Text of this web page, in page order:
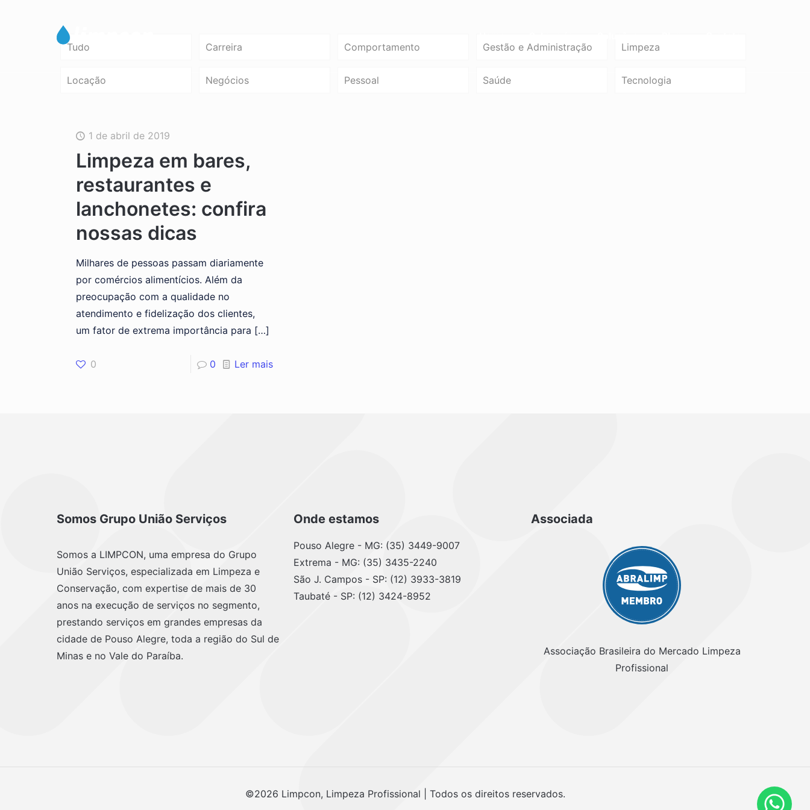
Tudo Carreira Comportamento Gestão e Administração Limpeza
Locação Negócios Pessoal Saúde Tecnologia
1 de abril de 2019
Limpeza em bares,
restaurantes e
lanchonetes: confira
nossas dicas
Milhares de pessoas passam diariamente
por comércios alimentícios. Além da
preocupação com a qualidade no
atendimento e fidelização dos clientes,
um fator de extrema importância para […]
0 0 Ler mais
Somos Grupo União Serviços
Somos a LIMPCON, uma empresa do Grupo
União Serviços, especializada em Limpeza e
Conservação, com expertise de mais de 30
anos na execução de serviços no segmento,
prestando serviços em grandes empresas da
cidade de Pouso Alegre, toda a região do Sul de
Minas e no Vale do Paraíba.
Onde estamos
Pouso Alegre - MG: (35) 3449-9007
Extrema - MG: (35) 3435-2240
São J. Campos - SP: (12) 3933-3819
Taubaté - SP: (12) 3424-8952
Associada
Associação Brasileira do Mercado Limpeza
Profissional
©2026 Limpcon, Limpeza Profissional | Todos os direitos reservados.